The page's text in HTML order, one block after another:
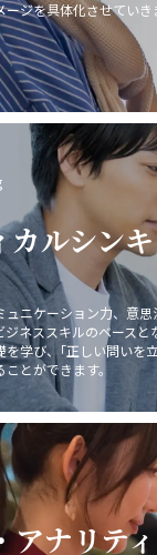
、組織内の信頼関係の
るでしょう。常に自己の
効果的な意思疎通を心
しての成長に直結する
ジネスにおけるコミュ
と、その構成要素、さ
注意点について解説し
ミュニケーションは単
動変容を促すための極
考、感情表現、非言語的
対応が求められます。特
を磨くことで、上司や同
ダーとの信頼関係を築
ャリアアップに直結させ
法の選択に依存するた
対話を振り返り、どの
する姿勢が不可欠です。
は基本的なスキルを習得
「感情」のバランスを追
果創出への近道であると
グローバル化が進む中
を状況に応じて使い分
持つことが求められるでし
におけるコミュニケーシ
者が目的を明確にし、受
という双方の協調です
ーシャン
ン戦略は競争のない新
です。ブルーオーシャ
に新規需要を発掘する
と魅力的な選択肢に映
用するかは、自社の経
成熟度によって大きく左
られます。レッドオー
場で確固たる地位を築
ち出し、競合他社との差
なります。 具体例として、大手
術力と広範な販売網と
での競争に挑むケース
ソースを最大限に活か
するケースなど、各企
ています。このような
にしても、常に自社の
し、その上でレッドオ
功の鍵であることが明らか
オーシャンの戦い方を
、単なる理論や事例の
場での迅速な対応と継続
自社の強みや改善点を冷
ネジメントアプリを上
改善する一助となりま
はなく、自身の内面的
を模索しなければ、「
でしょう。 まとめ 「後回し癖
の若手ビジネスマンに
スクの先延ばしは、自
生産性の低下、さらには
た深刻な影響を及ぼし
上を図るためには、ま
を冷静に分析することが
策としては、以下の8つ
す。 まず、「とりあえず
がらも強力な方法があ
で、徐々にタスクへの
ズに進む効果が期待でき
クから取り掛かること
も重要です。成功体験
に対しても積極的に取
やるべきタスクに専念
し癖の改善に有効です。
込みを排除し、集中で
率の向上につながります
を明確に把握することで
ージを具体化させていき
カルシン
ュニケーション力、意思
ジネススキルのベースと
を学び、｢正しい問いを
とができます。
アナリテ